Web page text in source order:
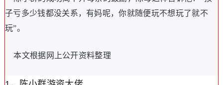
子亏多少钱都没关系，有妈呢，你就随便玩不想玩了就不
玩”。
本文根据网上公开资料整理